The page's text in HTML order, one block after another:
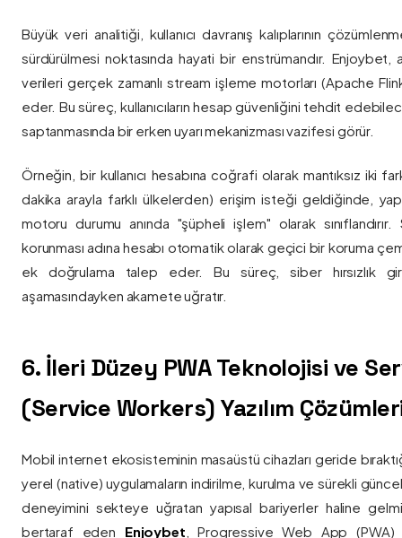
Büyük veri analitiği, kullanıcı davranış kalıplarının
sürdürülmesi noktasında hayati bir enstrümandır. Enjoybet,
verileri gerçek zamanlı stream işleme motorları (Apache Flink
eder. Bu süreç, kullanıcıların hesap güvenliğini tehdit
saptanmasında bir erken uyarı mekanizması vazifesi görür.
Örneğin, bir kullanıcı hesabına coğrafi olarak mantıksız iki
dakika arayla farklı ülkelerden) erişim isteği geldiğinde,
motoru durumu anında "şüpheli işlem" olarak sınıflandırır.
korunması adına hesabı otomatik olarak geçici bir koruma
ek doğrulama talep eder. Bu süreç, siber hırsızlık
aşamasındayken akamete uğratır.
6. İleri Düzey PWA Teknolojisi ve
(Service Workers) Yazılım
Mobil internet ekosisteminin masaüstü cihazları geride
yerel (native) uygulamaların indirilme, kurulma ve sürekli
deneyimini sekteye uğratan yapısal bariyerler haline
bertaraf eden Enjoybet , Progressive Web App (PWA)